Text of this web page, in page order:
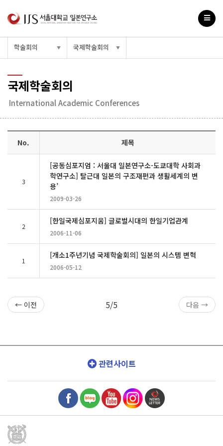
학술회의 ▼ 국제학술회의 ▼
국제학술회의
International Academic Conferences
No. 제목
3
[공동심포지엄 : 서울대 일본연구소-도쿄대학 사회과
학연구소] 탈근대 일본의 구조재편과 생활세계의 변
용’
2009-03-26
2
[한일국제심포지움] 글로벌시대의 한일기업관계
2006-11-06
1
[개소1주년기념 국제학술회의] 일본의 시스템 변혁
2006-05-12
← 이전 5/5 다음 →
관련사이트